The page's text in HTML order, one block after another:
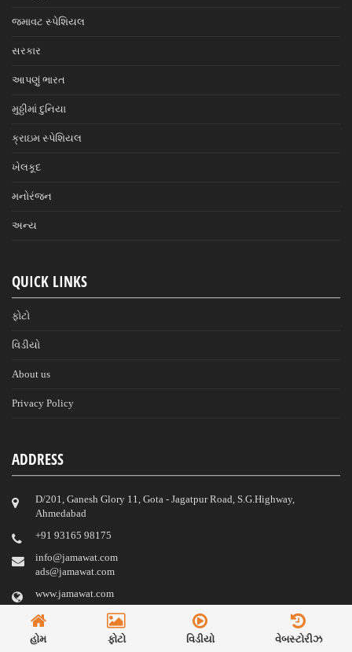
જમાવટ સ્પેશિયલ
સરકાર
આપણું ભારત
મુઠ્ઠીમાં દુનિયા
ક્રાઇમ સ્પેશિયલ
ખેલકૂદ
મનોરંજન
અન્ય
QUICK LINKS
ફોટો
વિડીયો
About us
Privacy Policy
ADDRESS
D/201, Ganesh Glory 11, Gota - Jagatpur Road, S.G.Highway,
Ahmedabad
‎+91 93165 98175
info@jamawat.com
ads@jamawat.com
www.jamawat.com
© 2023 Jamawat.
હોમ ફોટો વિડીયો વેબસ્ટોરીઝ